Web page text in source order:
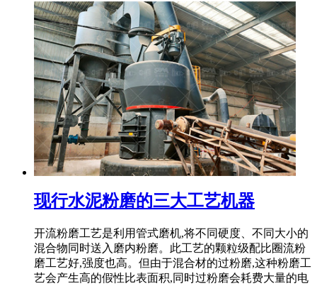
现行水泥粉磨的三大工艺机器
开流粉磨工艺是利用管式磨机,将不同硬度、不同大小的
混合物同时送入磨内粉磨。此工艺的颗粒级配比圈流粉
磨工艺好,强度也高。但由于混合材的过粉磨,这种粉磨工
艺会产生高的假性比表面积,同时过粉磨会耗费大量的电